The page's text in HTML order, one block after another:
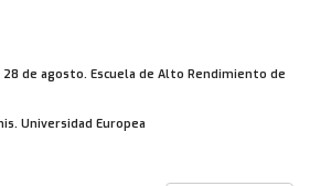
de agosto. Escuela de Alto Rendimiento de
Universidad Europea